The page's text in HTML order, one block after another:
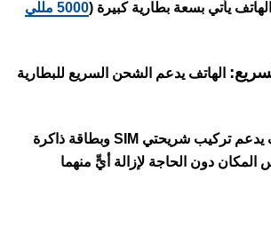
الهاتف يأتي بسعة بطارية كبيرة (
5000 مللي
الهاتف يدعم الشحن السريع للبطارية
الهاتف يدعم تركيب شريحتي SIM وبطاقة ذاكرة
دون الحاجة لإزالة أيٍّ منهما